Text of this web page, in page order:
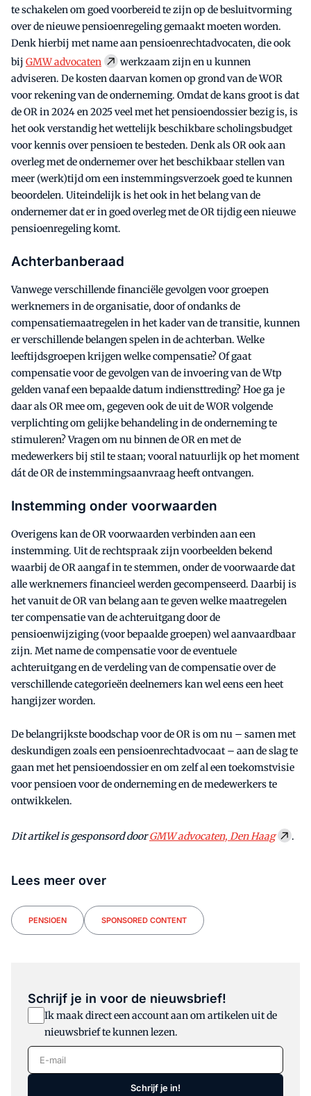
te schakelen om goed voorbereid te zijn op de besluitvorming
over de nieuwe pensioenregeling gemaakt moeten worden.
Denk hierbij met name aan pensioenrechtadvocaten, die ook
bij GMW advocaten
werkzaam zijn en u kunnen
adviseren. De kosten daarvan komen op grond van de WOR
voor rekening van de onderneming. Omdat de kans groot is dat
de OR in 2024 en 2025 veel met het pensioendossier bezig is, is
het ook verstandig het wettelijk beschikbare scholingsbudget
voor kennis over pensioen te besteden. Denk als OR ook aan
overleg met de ondernemer over het beschikbaar stellen van
meer (werk)tijd om een instemmingsverzoek goed te kunnen
beoordelen. Uiteindelijk is het ook in het belang van de
ondernemer dat er in goed overleg met de OR tijdig een nieuwe
pensioenregeling komt.
Achterbanberaad
Vanwege verschillende financiële gevolgen voor groepen
werknemers in de organisatie, door of ondanks de
compensatiemaatregelen in het kader van de transitie, kunnen
er verschillende belangen spelen in de achterban. Welke
leeftijdsgroepen krijgen welke compensatie? Of gaat
compensatie voor de gevolgen van de invoering van de Wtp
gelden vanaf een bepaalde datum indiensttreding? Hoe ga je
daar als OR mee om, gegeven ook de uit de WOR volgende
verplichting om gelijke behandeling in de onderneming te
stimuleren? Vragen om nu binnen de OR en met de
medewerkers bij stil te staan; vooral natuurlijk op het moment
dát de OR de instemmingsaanvraag heeft ontvangen.
Instemming onder voorwaarden
Overigens kan de OR voorwaarden verbinden aan een
instemming. Uit de rechtspraak zijn voorbeelden bekend
waarbij de OR aangaf in te stemmen, onder de voorwaarde dat
alle werknemers financieel werden gecompenseerd. Daarbij is
het vanuit de OR van belang aan te geven welke maatregelen
ter compensatie van de achteruitgang door de
pensioenwijziging (voor bepaalde groepen) wel aanvaardbaar
zijn. Met name de compensatie voor de eventuele
achteruitgang en de verdeling van de compensatie over de
verschillende categorieën deelnemers kan wel eens een heet
hangijzer worden.
De belangrijkste boodschap voor de OR is om nu – samen met
deskundigen zoals een pensioenrechtadvocaat – aan de slag te
gaan met het pensioendossier en om zelf al een toekomstvisie
voor pensioen voor de onderneming en de medewerkers te
ontwikkelen.
Dit artikel is gesponsord doorGMW advocaten, Den Haag .
Lees meer over
PENSIOEN SPONSORED CONTENT
Schrijf je in voor de nieuwsbrief!
Ik maak direct een account aan om artikelen uit de
nieuwsbrief te kunnen lezen.
E-mail
Schrijf je in!